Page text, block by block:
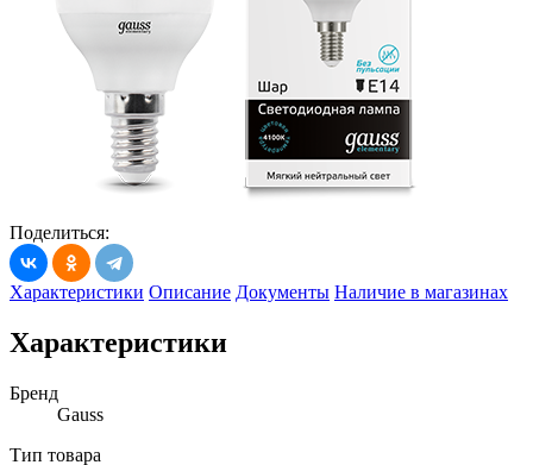
Поделиться:
Характеристики Описание Документы Наличие в магазинах
Характеристики
Бренд
Gauss
Тип товара